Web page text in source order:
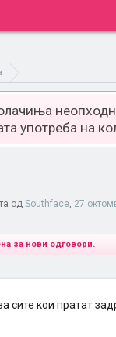
употреба на
од Southface, 27
за нови одговори.
сите кои пратат